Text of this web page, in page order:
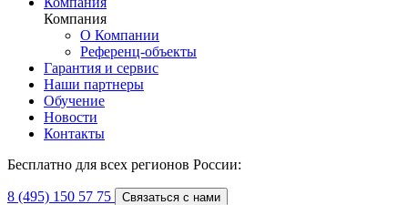
Компания
О Компании
Референц-объекты
Гарантия и сервис
Наши партнеры
Обучение
Новости
Контакты
Бесплатно для всех регионов России:
8 (495) 150 57 75 Связаться с нами